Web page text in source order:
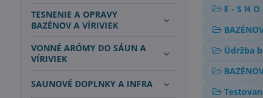
E - S H O
Údržba
TESNENIE A OPRAVY
BAZÉNOV A VÍRIVIEK
VONNÉ ARÓMY DO SÁUN A
VÍRIVIEK
SAUNOVÉ DOPLNKY A INFRA